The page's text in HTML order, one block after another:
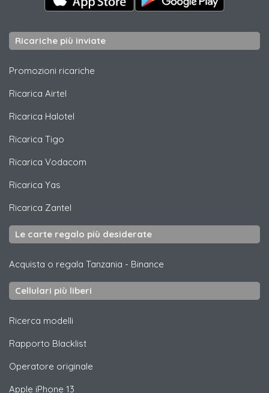
Ricariche più inviate
Promozioni ricariche
Ricarica Airtel
Ricarica Halotel
Ricarica Tigo
Ricarica Vodacom
Ricarica Yas
Ricarica Zantel
Le carte regalo più desiderate
Acquista o regala Tanzania - Binance
Cellulari più liberi
Ricerca modelli
Rapporto Blacklist
Operatore originale
Apple iPhone 13